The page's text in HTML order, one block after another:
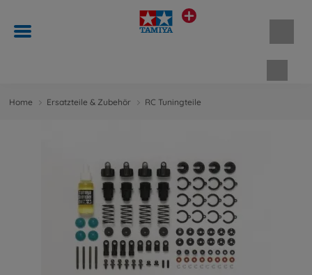
Home Ersatzteile & Zubehör RC Tuningteile